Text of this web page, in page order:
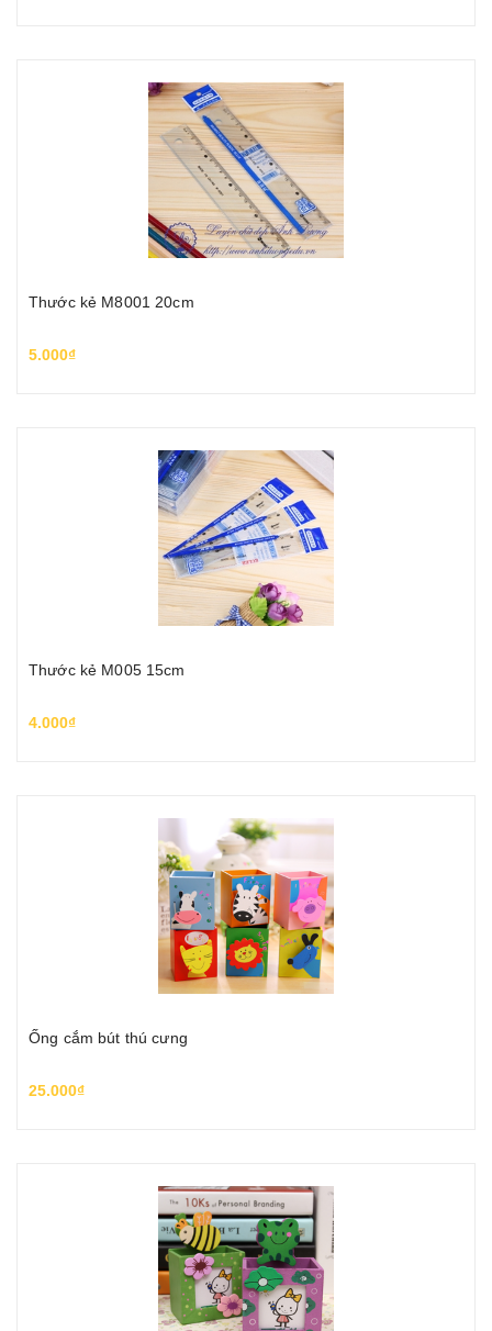
Thước kẻ M8001 20cm
5.000₫
Thước kẻ M005 15cm
4.000₫
Ống cắm bút thú cưng
25.000₫